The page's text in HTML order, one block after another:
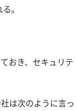
。
おき、セキュリテ
は次のように言っ